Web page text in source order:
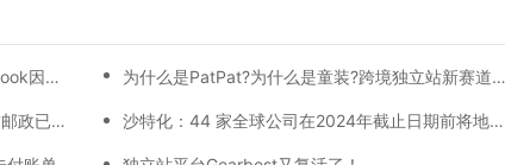
沙特邮政出台多项规定规范包裹运输!​Facebook因中东用户对品牌信任度下降而计划改名！
沙特海外仓增加致金属货架成本上涨!阿联酋邮政已为亚马逊递送150万个包裹!
为什么是PatPat?为什么是童装?跨境独立站新赛道又现黑马
沙特化：44 家全球公司在2024年截止日期前将地区总部迁至利雅得